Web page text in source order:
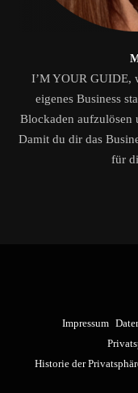
I’M YOUR GUIDE,
eigenes Business
Blockaden aufzulösen
Damit du dir das
für
Impressum
Historie der